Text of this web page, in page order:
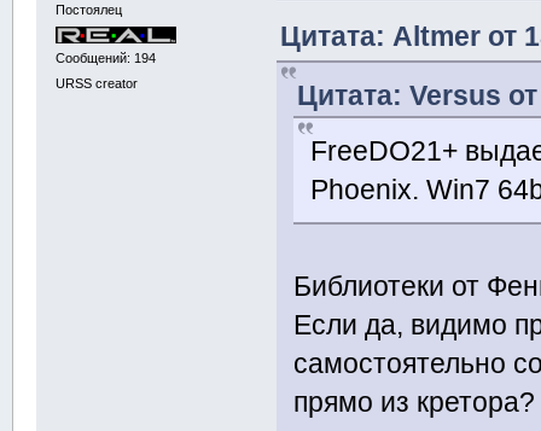
Постоялец
Сообщений: 194
URSS creator
Цитата: Altmer от
Цитата: Versus
FreeDO21+
Phoenix. Win7
Библиотеки от
Если да, видимо
самостоятельно
прямо из кретора?